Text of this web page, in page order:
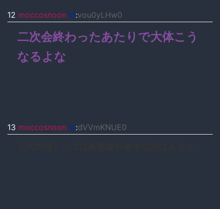
12 moccosnoon id:vou0yLHw0
二次会終わったあたりで大体こう
なるよな
13 moccosnoon id:dVVmKNUE0